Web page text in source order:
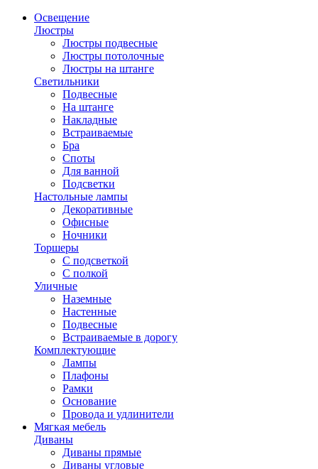
Освещение
Люстры
Люстры подвесные
Люстры потолочные
Люстры на штанге
Светильники
Подвесные
На штанге
Накладные
Встраиваемые
Бра
Споты
Для ванной
Подсветки
Настольные лампы
Декоративные
Офисные
Ночники
Торшеры
С подсветкой
С полкой
Уличные
Наземные
Настенные
Подвесные
Встраиваемые в дорогу
Комплектующие
Лампы
Плафоны
Рамки
Основание
Провода и удлинители
Мягкая мебель
Диваны
Диваны прямые
Диваны угловые